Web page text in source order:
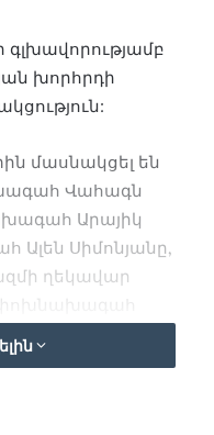
խորհրդի
մասնակցել են
Վահագն
Արայիկ
Ալեն Սիմոնյանը,
ղեկավար
փոխնախագահ
ղեկավար Հայկ